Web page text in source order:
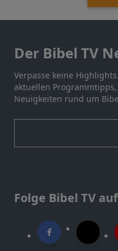
Der Bibel TV
Verpasse keine
aktuellen
Neuigkeiten rund um
Folge Bibel TV